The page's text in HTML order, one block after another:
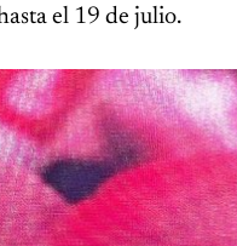
el 19 de julio.